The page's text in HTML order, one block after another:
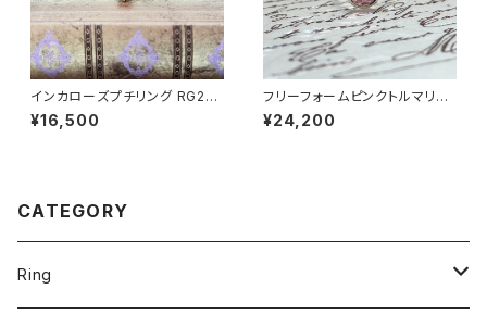
インカローズプチリング RG23-
227
¥16,500
フリーフォームピンクトルマリン
リング RG22-201
¥24,200
CATEGORY
Ring